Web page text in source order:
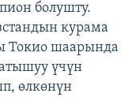
болушту.
курама
Токио шаарында
үчүн
өлкөнүн